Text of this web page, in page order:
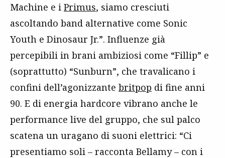
Machine e i Primus, siamo cresciuti
ascoltando band alternative come Sonic
Youth e Dinosaur Jr.”. Influenze già
percepibili in brani ambiziosi come “Fillip” e
(soprattutto) “Sunburn”, che travalicano i
confini dell’agonizzante britpop di fine anni
90. E di energia hardcore vibrano anche le
performance live del gruppo, che sul palco
scatena un uragano di suoni elettrici: “Ci
presentiamo soli – racconta Bellamy – con i